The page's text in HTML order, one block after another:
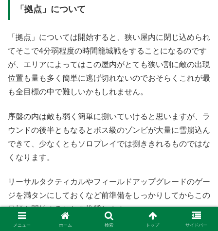
「拠点」について
「拠点」については開始すると、狭い屋内に閉じ込められ
てそこで4分弱程度の時間籠城戦をすることになるのです
が、エリアによってはこの屋内がとても狭い割に敵の出現
位置も量も多く簡単に逃げ切れないのでおそらくこれが最
も全目標の中で難しいかもしれません。
序盤の内は敵も弱く簡単に捌いていけると思いますが、ラ
ウンドの後半ともなるとボス級のゾンビが大量に雪崩込ん
できて、少なくともソロプレイでは捌ききれるものではな
くなります。
リーサルタクティカルやフィールドアップグレードのゲー
ジを満タンにしておくなど前準備をしっかりしてからこの
目標を開始することを推奨します。
メニュー ホーム 検索 トップ サイドバー